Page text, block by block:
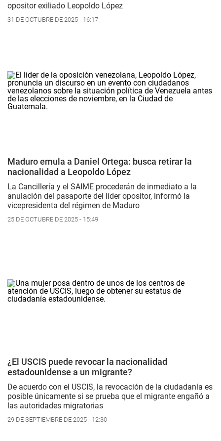
opositor exiliado Leopoldo López
31 DE OCTUBRE DE 2025 - 16:17
Maduro emula a Daniel Ortega: busca retirar la
nacionalidad a Leopoldo López
La Cancillería y el SAIME procederán de inmediato a la
anulación del pasaporte del líder opositor, informó la
vicepresidenta del régimen de Maduro
25 DE OCTUBRE DE 2025 - 15:49
¿El USCIS puede revocar la nacionalidad
estadounidense a un migrante?
De acuerdo con el USCIS, la revocación de la ciudadanía es
posible únicamente si se prueba que el migrante engañó a
las autoridades migratorias
29 DE SEPTIEMBRE DE 2025 - 12:30